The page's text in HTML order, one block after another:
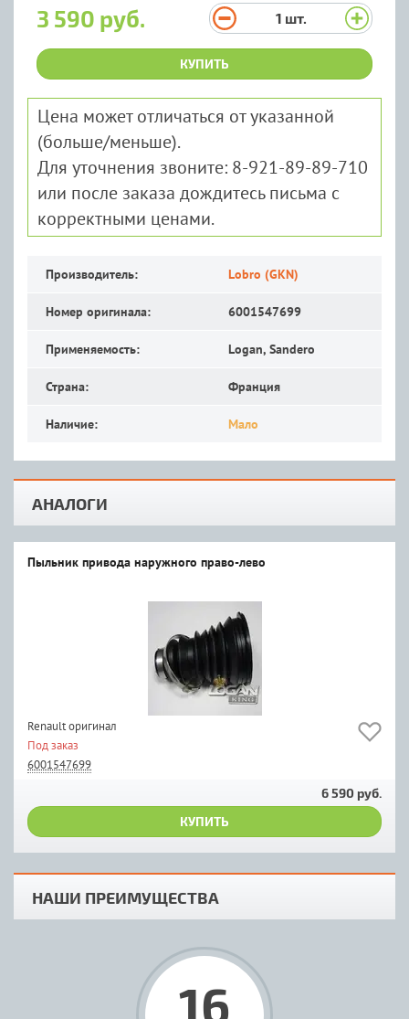
3 590 руб. 1 шт.
КУПИТЬ
Цена может отличаться от указанной
(больше/меньше).
Для уточнения звоните: 8-921-89-89-710
или после заказа дождитесь письма с
корректными ценами.
Производитель: Lobro (GKN)
Номер оригинала: 6001547699
Применяемость: Logan, Sandero
Страна: Франция
Наличие: Мало
АНАЛОГИ
Пыльник привода наружного право-лево
Renault оригинал
Под заказ
6001547699
6 590 руб.
КУПИТЬ
НАШИ ПРЕИМУЩЕСТВА
16